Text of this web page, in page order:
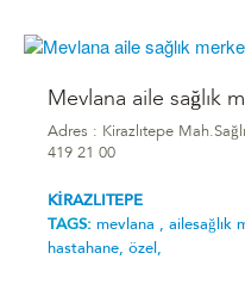
Mevlana aile sağlık
Adres : Kirazlıtepe
419 21 00
KİRAZLITEPE
TAGS: mevlana , ailesağlık
hastahane, özel,